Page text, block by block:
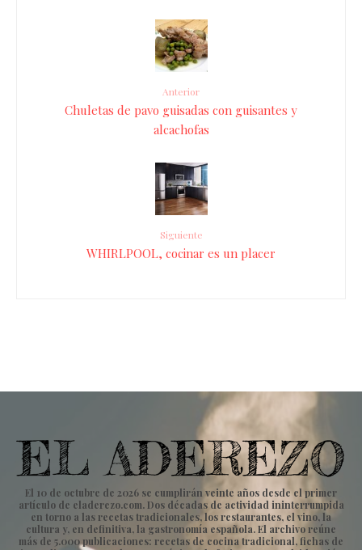
Anterior
Chuletas de pavo guisadas con guisantes y
alcachofas
Siguiente
WHIRLPOOL, cocinar es un placer
El 10 de octubre de 2026 se cumplirán veinte años desde el primer
artículo de eladerezo.com. Dos décadas de actividad ininterrumpida
en torno a las recetas tradicionales, los restaurantes, el vino, la
cultura y, en definitiva, la gastronomía española. El archivo reúne
más de 5.000 publicaciones: recetas de cocina tradicional, fichas de